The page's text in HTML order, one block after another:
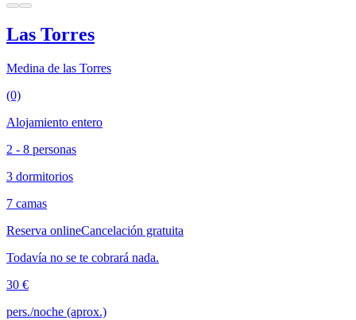
Las Torres
Medina de las Torres
(0)
Alojamiento entero
2 - 8 personas
3 dormitorios
7 camas
Reserva onlineCancelación gratuita
Todavía no se te cobrará nada.
30 €
pers./noche (aprox.)